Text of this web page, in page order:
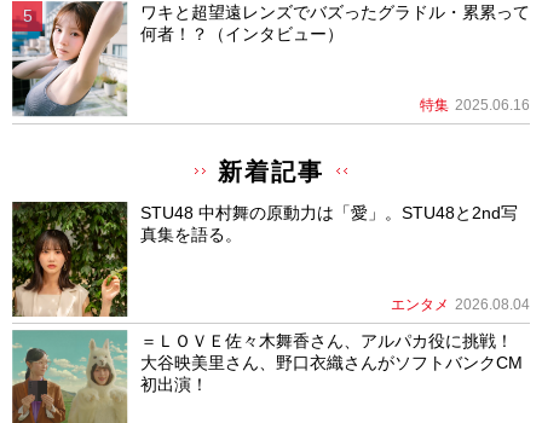
ワキと超望遠レンズでバズったグラドル・累累って
何者！？（インタビュー）
特集 2025.06.16
新着記事
STU48 中村舞の原動力は「愛」。STU48と2nd写
真集を語る。
エンタメ 2026.08.04
＝ＬＯＶＥ佐々木舞香さん、アルパカ役に挑戦！
大谷映美里さん、野口衣織さんがソフトバンクCM
初出演！